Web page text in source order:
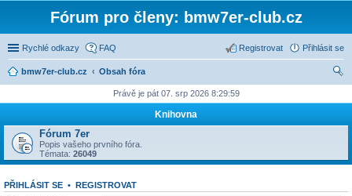
Fórum pro členy: bmw7er-club.cz
Rychlé odkazy FAQ Přihlásit se
Registrovat
bmw7er-club.cz
Obsah fóra
Právě je pát 07. srp 2026 8:29:59
Knihovna
Fórum 7er
Popis vašeho prvního fóra.
Témata: 26049
PŘIHLÁSIT SE • REGISTROVAT